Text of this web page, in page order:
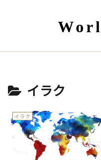
イラク
イラク